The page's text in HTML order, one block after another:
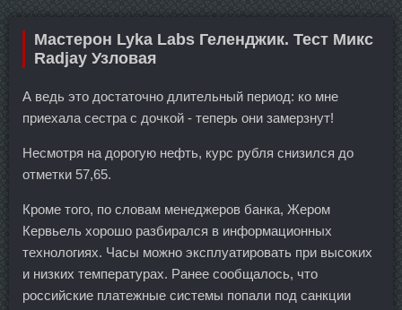
Мастерон Lyka Labs Геленджик. Тест Микс
Radjay Узловая
А ведь это достаточно длительный период: ко мне
приехала сестра с дочкой - теперь они замерзнут!
Несмотря на дорогую нефть, курс рубля снизился до
отметки 57,65.
Кроме того, по словам менеджеров банка, Жером
Кервьель хорошо разбирался в информационных
технологиях. Часы можно эксплуатировать при высоких
и низких температурах. Ранее сообщалось, что
российские платежные системы попали под санкции